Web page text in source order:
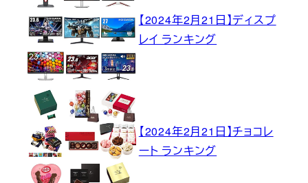
【2024年2月21日】ディスプ
レイ ランキング
【2024年2月21日】チョコレ
ート ランキング